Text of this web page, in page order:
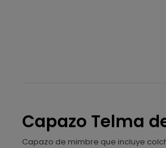
Capazo Telma
Capazo de mimbre que incluye